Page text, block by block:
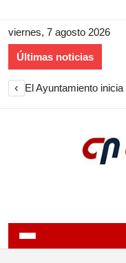
viernes, 7 agosto 2026
Últimas noticias
‹